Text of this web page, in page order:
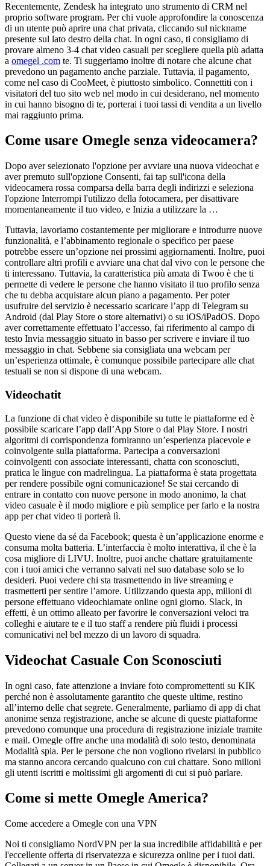
Recentemente, Zendesk ha integrato uno strumento di CRM nel
proprio software program. Per chi vuole approfondire la conoscenza
di un utente può aprire una chat privata, cliccando sul nickname
presente sul lato destro della chat. In ogni caso, ti consigliamo di
provare almeno 3-4 chat video casuali per scegliere quella più adatta
a omegel .com te. Ti suggeriamo inoltre di notare che alcune chat
prevedono un pagamento anche parziale. Tuttavia, il pagamento,
come nel caso di CooMeet, è piuttosto simbolico. Connettiti con i
visitatori del tuo sito web nel modo in cui desiderano, nel momento
in cui hanno bisogno di te, porterai i tuoi tassi di vendita a un livello
mai raggiunto prima.
Come usare Omegle senza videocamera?
Dopo aver selezionato l'opzione per avviare una nuova videochat e
aver premuto sull'opzione Consenti, fai tap sull'icona della
videocamera rossa comparsa della barra degli indirizzi e seleziona
l'opzione Interrompi l'utilizzo della fotocamera, per disattivare
momentaneamente il tuo video, e Inizia a utilizzare la …
Tuttavia, lavoriamo costantemente per migliorare e introdurre nuove
funzionalità, e l’abbinamento regionale o specifico per paese
potrebbe essere un’opzione nei prossimi aggiornamenti. Inoltre, puoi
controllare altri profili e avviare una chat dal vivo con le persone che
ti interessano. Tuttavia, la caratteristica più amata di Twoo è che ti
permette di vedere le persone che hanno visitato il tuo profilo senza
che tu debba acquistare alcun piano a pagamento. Per poter
usufruire del servizio è necessario scaricare l’app di Telegram su
Android (dal Play Store o store alternativi) o su iOS/iPadOS. Dopo
aver correttamente effettuato l’accesso, fai riferimento al campo di
testo Invia messaggio situato in basso per scrivere e inviare il tuo
messaggio in chat. Sebbene sia consigliata una webcam per
un’esperienza ottimale, è comunque possibile partecipare alle chat
testuali se non si dispone di una webcam.
Videochatit
La funzione di chat video è disponibile su tutte le piattaforme ed è
possibile scaricare l’app dall’App Store o dal Play Store. I nostri
algoritmi di corrispondenza forniranno un’esperienza piacevole e
coinvolgente sulla piattaforma. Partecipa a conversazioni
coinvolgenti con associate interessanti, chatta con sconosciuti,
pratica le lingue con madrelingua. La piattaforma è stata progettata
per rendere possibile ogni comunicazione! Se stai cercando di
entrare in contatto con nuove persone in modo anonimo, la chat
video casuale è il modo migliore e più semplice per farlo e la nostra
app per chat video ti porterà lì.
Questo viene da sé da Facebook; questa è un’applicazione enorme e
consuma molta batteria. L’interfaccia è molto interattiva, il che è la
cosa migliore di LIVU. Inoltre, puoi anche chattare gratuitamente
con i tuoi amici che verranno salvati nel suo database solo se lo
desideri. Puoi vedere chi sta trasmettendo in live streaming e
trasmetterti per sentire l’amore. Utilizzando questa app, milioni di
persone effettuano videochiamate online ogni giorno. Slack, in
effetti, è un ottimo alleato per favorire le conversazioni veloci tra
colleghi e aiutare te e il tuo staff a rendere più fluidi i processi
comunicativi nel bel mezzo di un lavoro di squadra.
Videochat Casuale Con Sconosciuti
In ogni caso, fate attenzione a inviare foto compromettenti su KIK
perché non è assolutamente garantito che queste ultime, restino
all’interno delle chat segrete. Generalmente, parliamo di app di chat
anonime senza registrazione, anche se alcune di queste piattaforme
prevedono comunque una procedura di registrazione iniziale tramite
e mail. Omegle offre anche una modalità di solo testo, denominata
Modalità spia. Per le persone che non vogliono rivelarsi in pubblico
ma stanno ancora cercando qualcuno con cui chattare. Sono milioni
gli utenti iscritti e moltissimi gli argomenti di cui si può parlare.
Come si mette Omegle America?
Come accedere a Omegle con una VPN
Noi ti consigliamo NordVPN per la sua incredibile affidabilità e per
l'eccellente offerta di riservatezza e sicurezza online per i tuoi dati.